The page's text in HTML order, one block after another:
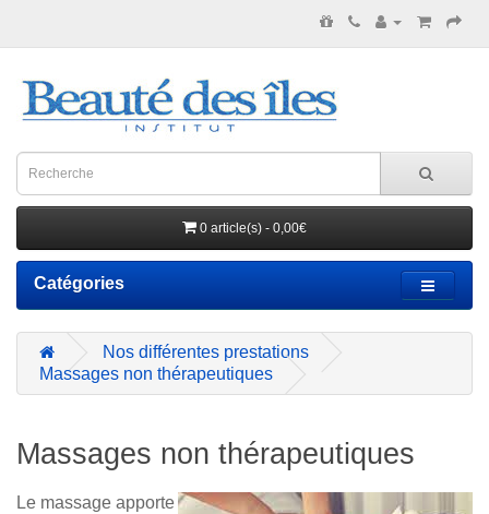
0 article(s) - 0,00€
Catégories
Nos différentes prestations
Massages non thérapeutiques
Massages non thérapeutiques
Le massage apporte